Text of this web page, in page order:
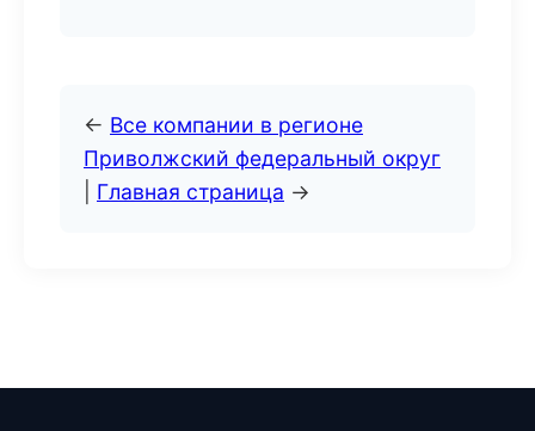
← Все компании в регионе
Приволжский федеральный округ
Главная страница →